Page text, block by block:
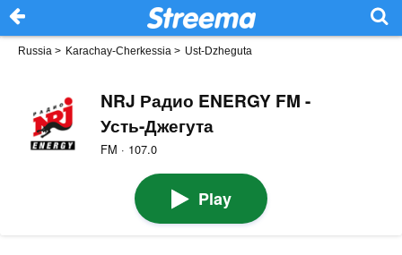
Russia > Karachay-Cherkessia > Ust-Dzheguta
NRJ Радио ENERGY FM -
Усть-Джегута
FM · 107.0
Play